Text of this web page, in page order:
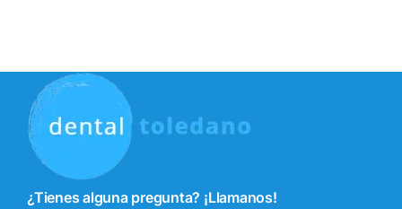
¿Tienes alguna pregunta? ¡Llamanos!